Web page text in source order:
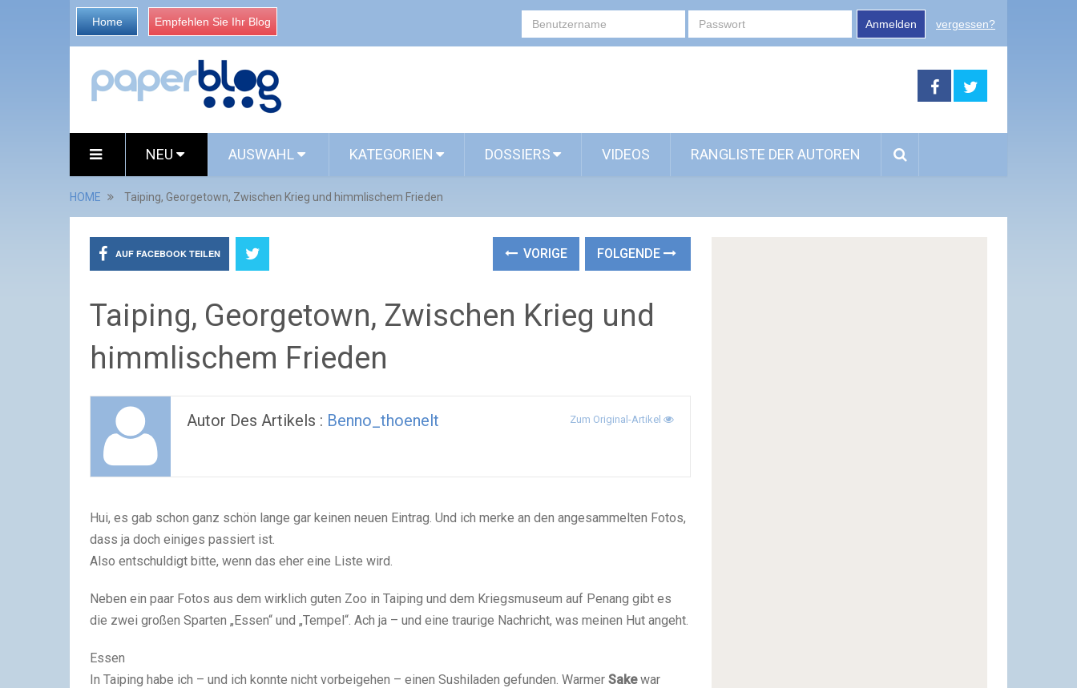
Home Empfehlen Sie Ihr Blog Anmelden vergessen?
NEU AUSWAHL KATEGORIEN DOSSIERS VIDEOS RANGLISTE DER AUTOREN
HOME Taiping, Georgetown, Zwischen Krieg und himmlischem Frieden
AUF FACEBOOK TEILEN VORIGE FOLGENDE
Taiping, Georgetown, Zwischen Krieg und
himmlischem Frieden
Autor Des Artikels : Benno_thoenelt Zum Original-Artikel
Hui, es gab schon ganz schön lange gar keinen neuen Eintrag. Und ich merke an den angesammelten Fotos,
dass ja doch einiges passiert ist.
Also entschuldigt bitte, wenn das eher eine Liste wird.
Neben ein paar Fotos aus dem wirklich guten Zoo in Taiping und dem Kriegsmuseum auf Penang gibt es
die zwei großen Sparten „Essen“ und „Tempel“. Ach ja – und eine traurige Nachricht, was meinen Hut angeht.
Essen
In Taiping habe ich – und ich konnte nicht vorbeigehen – einen Sushiladen gefunden. Warmer Sakewar